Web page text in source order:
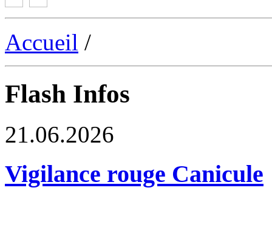
Accueil /
Flash Infos
21.06.2026
Vigilance rouge Canicule